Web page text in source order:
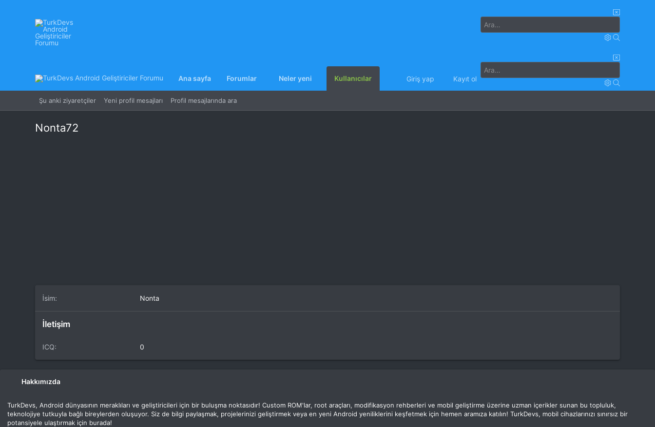
Ana sayfa Forumlar Neler yeni Kullanıcılar Giriş yap Kayıt ol
Şu anki ziyaretçiler Yeni profil mesajları Profil mesajlarında ara
Nonta72
İsim Nonta
İletişim
ICQ 0
Hakkımızda
TurkDevs, Android dünyasının meraklıları ve geliştiricileri için bir buluşma noktasıdır! Custom ROM'lar, root araçları, modifikasyon rehberleri ve mobil geliştirme üzerine uzman içerikler sunan bu topluluk,
teknolojiye tutkuyla bağlı bireylerden oluşuyor. Siz de bilgi paylaşmak, projelerinizi geliştirmek veya en yeni Android yeniliklerini keşfetmek için hemen aramıza katılın! TurkDevs, mobil cihazlarınızı sınırsız bir
potansiyele ulaştırmak için burada!